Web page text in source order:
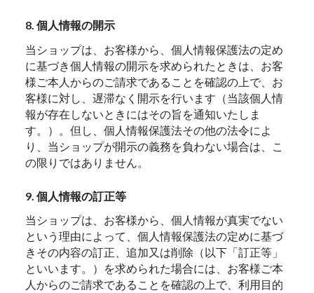
8. 個人情報の開示
当ショップは、お客様から、個人情報保護法の定め
に基づき個人情報の開示を求められたときは、お客
様ご本人からのご請求であることを確認の上で、お
客様に対し、遅滞なく開示を行います（当該個人情
報が存在しないときにはその旨を通知いたしま
す。）。但し、個人情報保護法その他の法令によ
り、当ショップが開示の義務を負わない場合は、こ
の限りではありません。
9. 個人情報の訂正等
当ショップは、お客様から、個人情報が真実でない
という理由によって、個人情報保護法の定めに基づ
きその内容の訂正、追加又は削除（以下「訂正等」
といいます。）を求められた場合には、お客様ご本
人からのご請求であることを確認の上で、利用目的